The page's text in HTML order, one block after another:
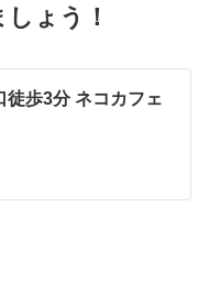
ょう！
徒歩3分 ネコカフェ